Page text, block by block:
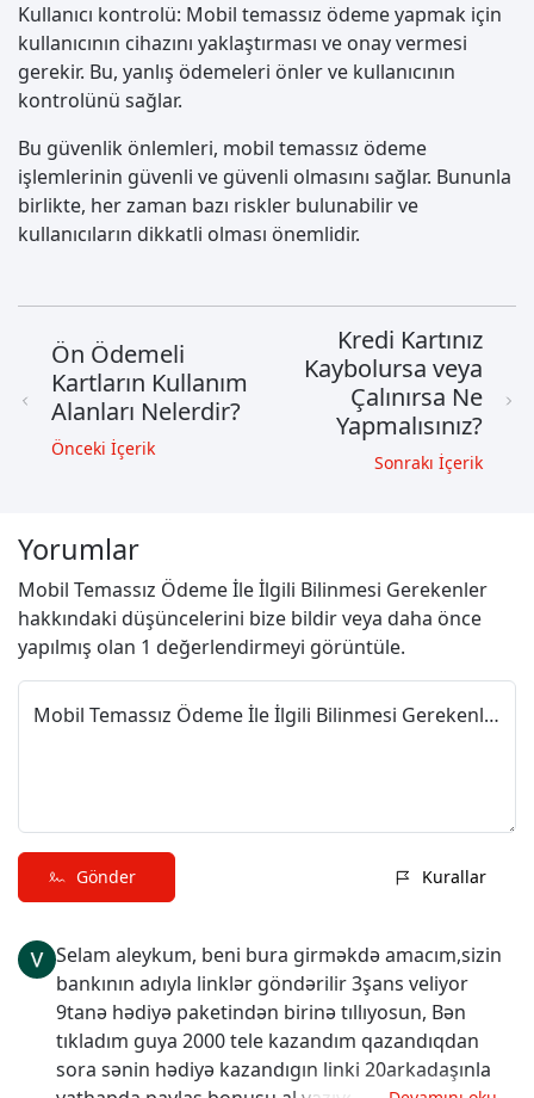
Kullanıcı kontrolü: Mobil temassız ödeme yapmak için
kullanıcının cihazını yaklaştırması ve onay vermesi
gerekir. Bu, yanlış ödemeleri önler ve kullanıcının
kontrolünü sağlar.
Bu güvenlik önlemleri, mobil temassız ödeme
işlemlerinin güvenli ve güvenli olmasını sağlar. Bununla
birlikte, her zaman bazı riskler bulunabilir ve
kullanıcıların dikkatli olması önemlidir.
Ön Ödemeli
Kartların Kullanım
Alanları Nelerdir?
Önceki İçerik
Kredi Kartınız
Kaybolursa veya
Çalınırsa Ne
Yapmalısınız?
Sonrakı İçerik
Yorumlar
Mobil Temassız Ödeme İle İlgili Bilinmesi Gerekenler
hakkındaki düşüncelerini bize bildir veya daha önce
yapılmış olan 1 değerlendirmeyi görüntüle.
Mobil Temassız Ödeme İle İlgili Bilinmesi Gerekenler değerlendirmeni paylaş
Gönder Kurallar
Selam aleykum, beni bura girməkdə amacım,sizin
bankının adıyla linklər göndərilir 3şans veliyor
9tanə hədiyə paketindən birinə tıllıyosun, Bən
tıkladım guya 2000 tele kazandım qazandıqdan
sora sənin hədiyə kazandıgın linki 20arkadaşınla